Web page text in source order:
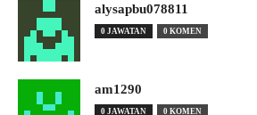
alysapbu078811
0 JAWATAN 0 KOMEN
am1290
0 JAWATAN 0 KOMEN